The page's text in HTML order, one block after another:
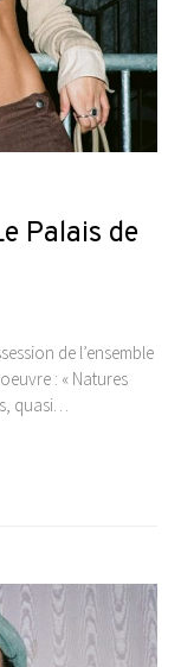
Palais de
de l’ensemble
: « Natures
quasi…